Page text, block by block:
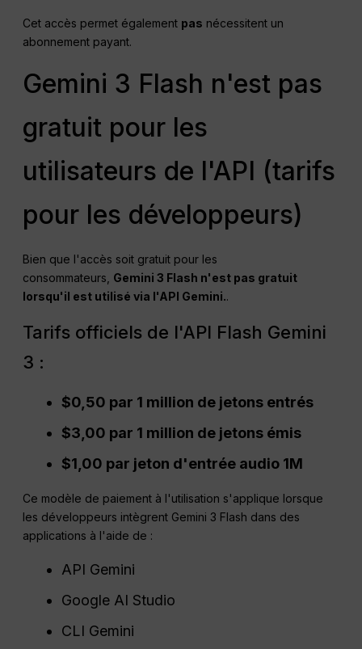
Cet accès permet également pas nécessitent un
abonnement payant.
Gemini 3 Flash n'est pas
gratuit pour les
utilisateurs de l'API (tarifs
pour les développeurs)
Bien que l'accès soit gratuit pour les
consommateurs, Gemini 3 Flash n'est pas gratuit
lorsqu'il est utilisé via l'API Gemini..
Tarifs officiels de l'API Flash Gemini
3 :
$0,50 par 1 million de jetons entrés
$3,00 par 1 million de jetons émis
$1,00 par jeton d'entrée audio 1M
Ce modèle de paiement à l'utilisation s'applique lorsque
les développeurs intègrent Gemini 3 Flash dans des
applications à l'aide de :
API Gemini
Google AI Studio
CLI Gemini